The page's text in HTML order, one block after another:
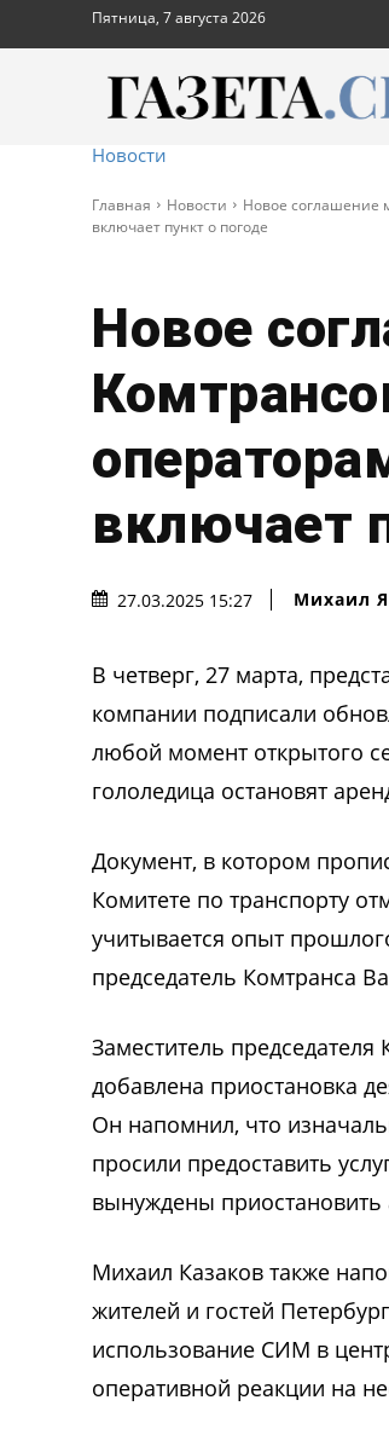
Пятница, 7 августа 2026
Новости
Главная Новости
Новое соглашение
включает пункт о погоде
Новое
включает
27.03.2025 15:27 Михаил
В четверг, 27 марта,
компании подписали
любой момент открытого
гололедица остановят
Документ, в котором
Комитете по транспорту
учитывается опыт
председатель Комтранса
Заместитель
добавлена приостановка
Он напомнил, что
просили предоставить
вынуждены приостановить
Михаил Казаков также
жителей и гостей
использование СИМ в
оперативной реакции на